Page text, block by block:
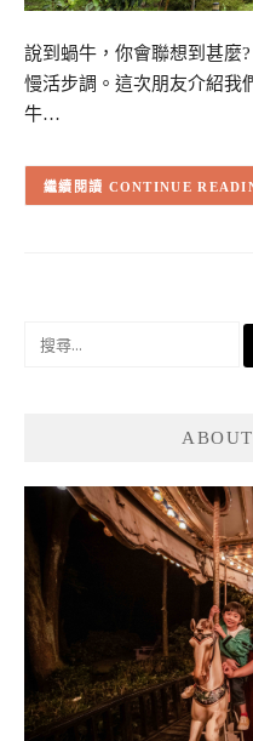
說到蝸牛，你會聯想到甚麼
慢活步調。這次朋友介紹我
牛…
CONTINUE